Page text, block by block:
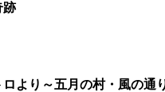
跡
より～五月の村・風の通